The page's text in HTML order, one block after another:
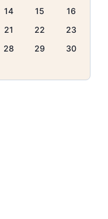
14 15
16
21 22
23
28 29
30